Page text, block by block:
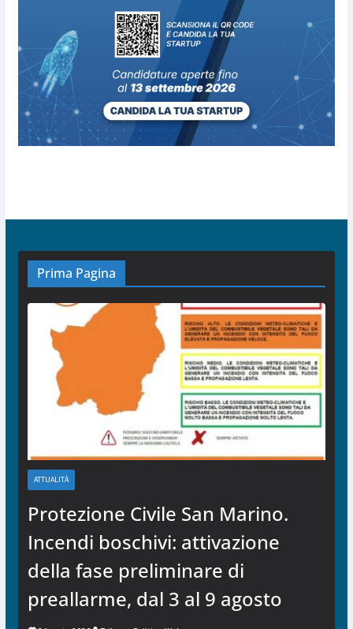
Prima Pagina
ATTUALITÀ
Protezione Civile San Marino.
Incendi boschivi: attivazione
della fase preliminare di
preallarme, dal 3 al 9 agosto